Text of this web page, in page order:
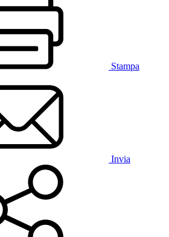
Stampa
Invia